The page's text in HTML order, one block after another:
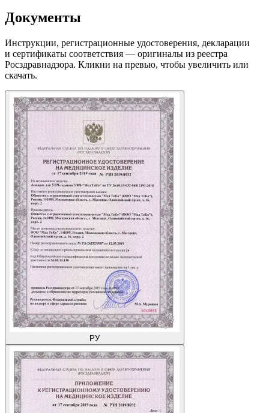
Документы
Инструкции, регистрационные удостоверения, декларации
и сертификаты соответствия — оригиналы из реестра
Росздравнадзора. Кликни на превью, чтобы увеличить или
скачать.
РУ